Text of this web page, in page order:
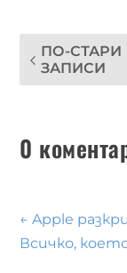
ПО-СТАРИ
ЗАПИСИ
0
←Apple
Всичко,